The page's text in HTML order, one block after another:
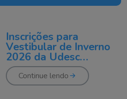
Inscrições para
Vestibular de Inverno
2026 da Udesc
terminam nesta quinta-
feiraContinue lendo